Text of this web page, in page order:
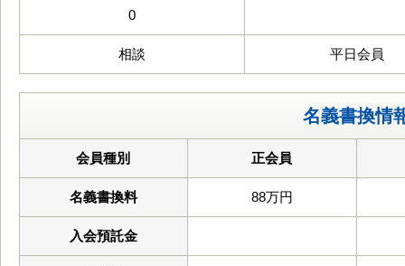
0
相談 平日会員
名義書換情
会員種別 正会員
名義書換料 88万円
入会預託金